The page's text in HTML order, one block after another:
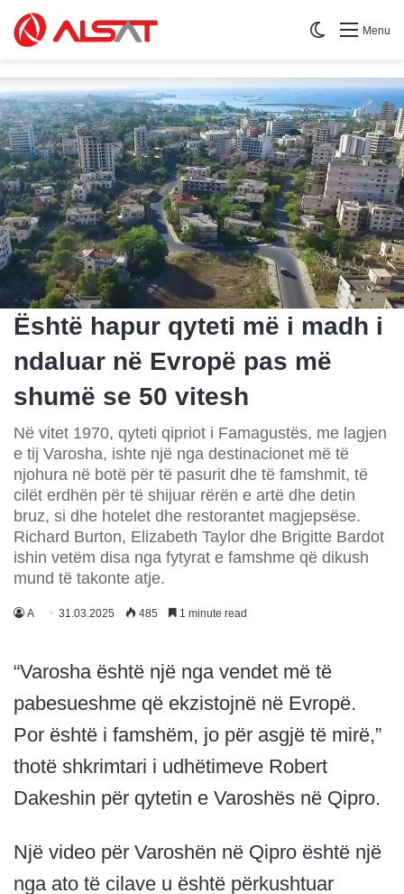
Menu
Switch skin
Është hapur qyteti më i madh i
ndaluar në Evropë pas më
shumë se 50 vitesh
Në vitet 1970, qyteti qipriot i Famagustës, me lagjen
e tij Varosha, ishte një nga destinacionet më të
njohura në botë për të pasurit dhe të famshmit, të
cilët erdhën për të shijuar rërën e artë dhe detin
bruz, si dhe hotelet dhe restorantet magjepsëse.
Richard Burton, Elizabeth Taylor dhe Brigitte Bardot
ishin vetëm disa nga fytyrat e famshme që dikush
mund të takonte atje.
A 31.03.2025 485 1 minute read
“Varosha është një nga vendet më të
pabesueshme që ekzistojnë në Evropë.
Por është i famshëm, jo ​​për asgjë të mirë,”
thotë shkrimtari i udhëtimeve Robert
Dakeshin për qytetin e Varoshës në Qipro.
Një video për Varoshën në Qipro është një
nga ato të cilave u është përkushtuar